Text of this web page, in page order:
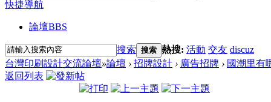
快捷導航
論壇BBS
搜索 搜索 熱搜: 活動 交友 discuz
台灣印刷設計交流論壇»論壇 › 招牌設計 › 廣告招牌 › 國潮里有
返回列表